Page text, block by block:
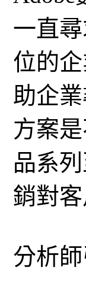
一直
位的企
助企
方案
品系
銷對客
分析